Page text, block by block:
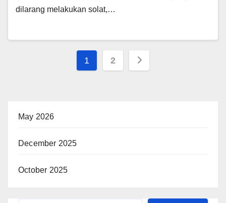
dilarang melakukan solat,…
1 2
May 2026
December 2025
October 2025